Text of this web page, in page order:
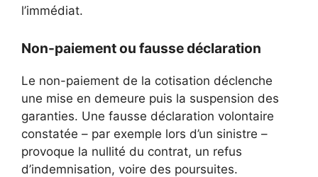
l’immédiat.
Non-paiement ou fausse déclaration
Le non-paiement de la cotisation déclenche
une mise en demeure puis la suspension des
garanties. Une fausse déclaration volontaire
constatée – par exemple lors d’un sinistre –
provoque la nullité du contrat, un refus
d’indemnisation, voire des poursuites.